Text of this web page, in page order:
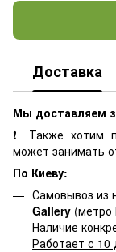
Доставка
Мы доставляем
❗ Также хотим
может занимать
По Киеву:
Самовывоз из
Gallery (метро
Наличие
Работает с